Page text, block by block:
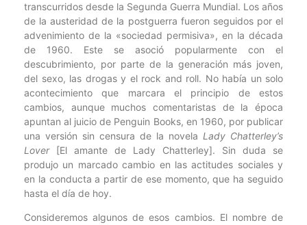
transcurridos desde la Segunda Guerra Mundial. Los años
de la austeridad de la postguerra fueron seguidos por el
advenimiento de la «sociedad permisiva», en la década
de 1960. Este se asoció popularmente con el
descubrimiento, por parte de la generación más joven,
del sexo, las drogas y el rock and roll. No había un solo
acontecimiento que marcara el principio de estos
cambios, aunque muchos comentaristas de la época
apuntan al juicio de Penguin Books, en 1960, por publicar
una versión sin censura de la novela Lady Chatterley’s
Lover [El amante de Lady Chatterley]. Sin duda se
produjo un marcado cambio en las actitudes sociales y
en la conducta a partir de ese momento, que ha seguido
hasta el día de hoy.
Consideremos algunos de esos cambios. El nombre de